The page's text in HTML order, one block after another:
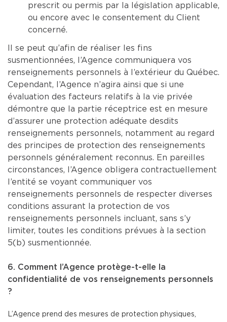
prescrit ou permis par la législation applicable,
ou encore avec le consentement du Client
concerné.
Il se peut qu’afin de réaliser les fins
susmentionnées, l’Agence communiquera vos
renseignements personnels à l’extérieur du Québec.
Cependant, l’Agence n’agira ainsi que si une
évaluation des facteurs relatifs à la vie privée
démontre que la partie réceptrice est en mesure
d’assurer une protection adéquate desdits
renseignements personnels, notamment au regard
des principes de protection des renseignements
personnels généralement reconnus. En pareilles
circonstances, l’Agence obligera contractuellement
l’entité se voyant communiquer vos
renseignements personnels de respecter diverses
conditions assurant la protection de vos
renseignements personnels incluant, sans s’y
limiter, toutes les conditions prévues à la section
5(b) susmentionnée.
6. Comment l’Agence protège-t-elle la
confidentialité de vos renseignements personnels
?
L’Agence prend des mesures de protection physiques,